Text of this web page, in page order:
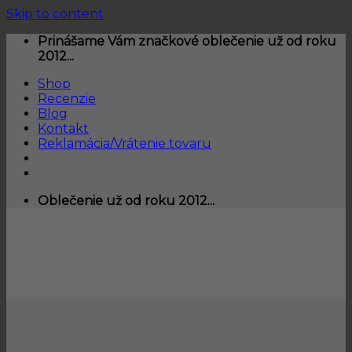
Skip to content
Prinášame Vám značkové oblečenie už od roku
2012...
Shop
Recenzie
Blog
Kontakt
Reklamácia/Vrátenie tovaru
Oblečenie už od roku 2012...